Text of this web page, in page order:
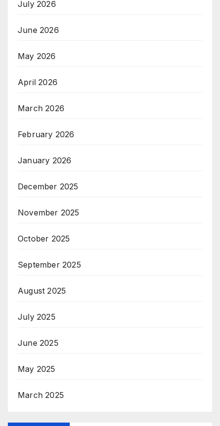
July 2026
June 2026
May 2026
April 2026
March 2026
February 2026
January 2026
December 2025
November 2025
October 2025
September 2025
August 2025
July 2025
June 2025
May 2025
March 2025